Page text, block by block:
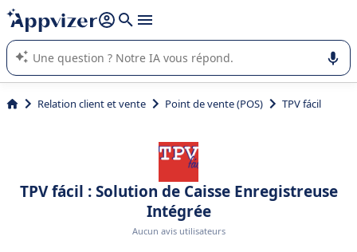
répondre (plusieurs lignes avec
L'IA de Appvizer vous guide dans l'utilisation ou la sélection de
logiciel SaaS en entreprise.
Relation client et vente Point de vente (POS) TPV fácil
TPV fácil : Solution de Caisse Enregistreuse
Intégrée
Aucun avis utilisateurs